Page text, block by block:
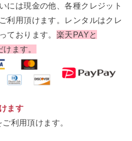
には現金の他、各種クレジット
利用頂けます。レンタルはクレ
ております。 楽天PAYと
ます。
ます
利用頂けます。